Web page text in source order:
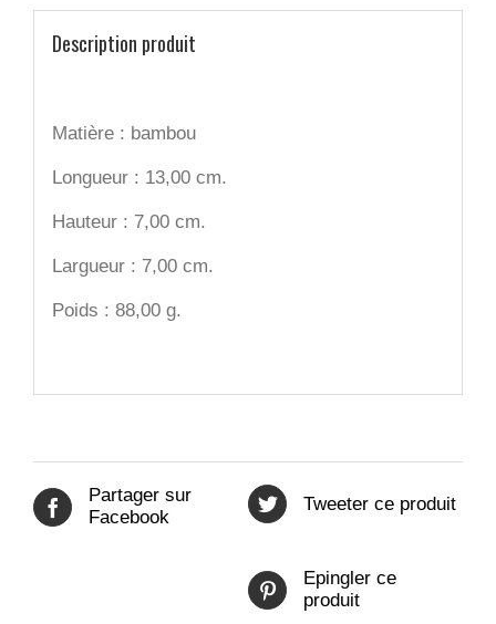
Description produit
Matière : bambou
Longueur : 13,00 cm.
Hauteur : 7,00 cm.
Largueur : 7,00 cm.
Poids : 88,00 g.
Partager sur
Facebook
Tweeter ce produit
Epingler ce
produit